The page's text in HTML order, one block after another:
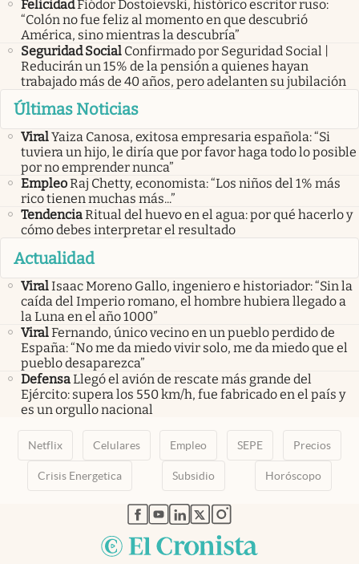
FelicidadFiódor Dostoievski, histórico escritor ruso:
“Colón no fue feliz al momento en que descubrió
América, sino mientras la descubría”
Seguridad Social Confirmado por Seguridad Social |
Reducirán un 15% de la pensión a quienes hayan
trabajado más de 40 años, pero adelanten su jubilación
Últimas Noticias
ViralYaiza Canosa, exitosa empresaria española: “Si
tuviera un hijo, le diría que por favor haga todo lo posible
por no emprender nunca”
EmpleoRaj Chetty, economista: “Los niños del 1% más
rico tienen muchas más...”
TendenciaRitual del huevo en el agua: por qué hacerlo y
cómo debes interpretar el resultado
Actualidad
ViralIsaac Moreno Gallo, ingeniero e historiador: “Sin la
caída del Imperio romano, el hombre hubiera llegado a
la Luna en el año 1000”
ViralFernando, único vecino en un pueblo perdido de
España: “No me da miedo vivir solo, me da miedo que el
pueblo desaparezca”
DefensaLlegó el avión de rescate más grande del
Ejército: supera los 550 km/h, fue fabricado en el país y
es un orgullo nacional
Netflix Celulares Empleo SEPE Precios
Crisis Energetica Subsidio Horóscopo
abre en nueva pestaña
abre en nueva pestaña
abre en nueva pestaña
abre en nueva pestaña
abre en nueva pestaña